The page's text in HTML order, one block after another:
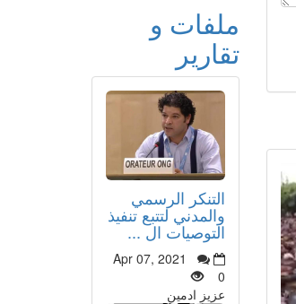
ملفات و
تقارير
التنكر الرسمي
والمدني لتتبع تنفيذ
التوصيات ال ...
Apr 07, 2021
0
عزيز ادمين